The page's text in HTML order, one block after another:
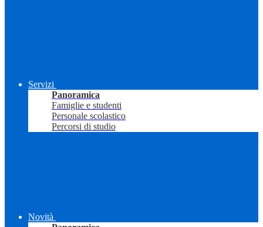
Servizi
Panoramica
Famiglie e studenti
Personale scolastico
Percorsi di studio
Novità